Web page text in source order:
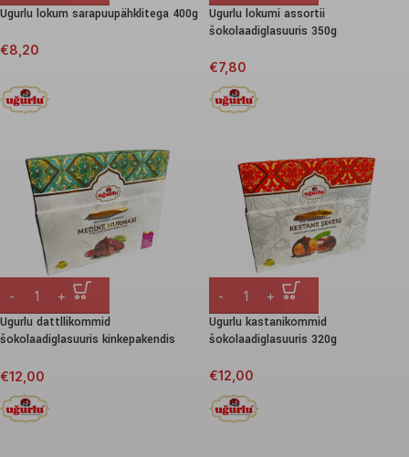
Ugurlu lokum sarapuupähklitega 400g
€8,20
Ugurlu lokumi assortii
šokolaadiglasuuris 350g
€7,80
Ugurlu dattllikommid
šokolaadiglasuuris kinkepakendis
€12,00
Ugurlu kastanikommid
šokolaadiglasuuris 320g
€12,00